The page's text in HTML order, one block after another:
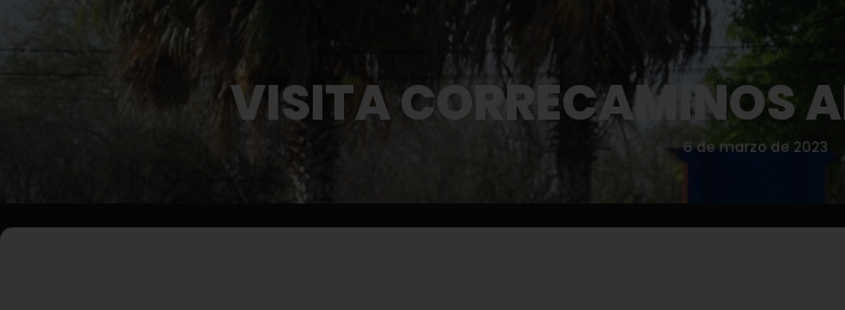
VISITA CORRECAMINOS
6 de marzo de 2023